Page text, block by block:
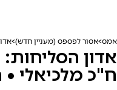
אמס אסור לפספס (מעניין חדש)
אדון
ח"כ מלכיאלי •